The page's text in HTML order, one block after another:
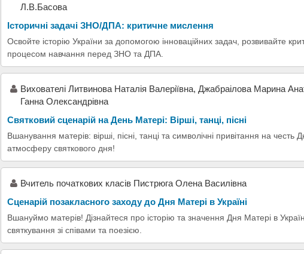
Л.В.Басова
Історичні задачі ЗНО/ДПА: критичне мислення
Освойте історію України за допомогою інноваційних задач, розвивайте
процесом навчання перед ЗНО та ДПА.
Вихователі Литвинова Наталія Валеріївна, Джабраілова Марина
Ганна Олександрівна
Святковий сценарій на День Матері: Вірші, танці, пісні
Вшанування матерів: вірші, пісні, танці та символічні привітання на
атмосферу святкового дня!
Вчитель початкових класів Пистрюга Олена Василівна
Сценарій позакласного заходу до Дня Матері в Україні
Вшануймо матерів! Дізнайтеся про історію та значення Дня Матері в
святкування зі співами та поезією.